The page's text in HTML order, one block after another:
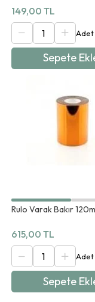
149,00 TL
Sepete
Rulo Varak Bakır
615,00 TL
Sepete